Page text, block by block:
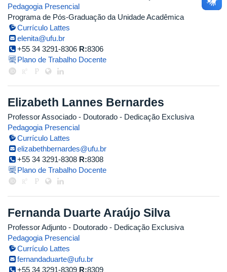
Pedagogia Presencial
Programa de Pós-Graduação da Unidade Acadêmica
Currículo Lattes
elenita@ufu.br
+55 34 3291-8306 R:8306
Plano de Trabalho Docente
Elizabeth Lannes Bernardes
Professor Associado - Doutorado - Dedicação Exclusiva
Pedagogia Presencial
Currículo Lattes
elizabethbernardes@ufu.br
+55 34 3291-8308 R:8308
Plano de Trabalho Docente
Fernanda Duarte Araújo Silva
Professor Adjunto - Doutorado - Dedicação Exclusiva
Pedagogia Presencial
Currículo Lattes
fernandaduarte@ufu.br
+55 34 3291-8309 R:8309